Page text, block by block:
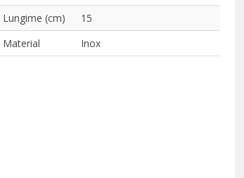
Lungime (cm)
15
Material
Inox